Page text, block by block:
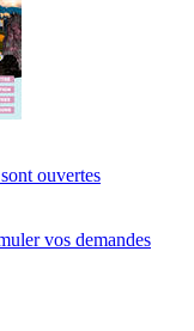
ouvertes
vos demandes